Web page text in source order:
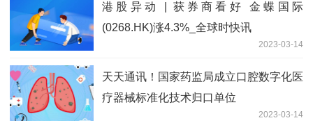
港股异动 | 获券商看好 金蝶国际
(0268.HK)涨4.3%_全球时快讯
2023-03-14
天天通讯！国家药监局成立口腔数字化医
疗器械标准化技术归口单位
2023-03-14